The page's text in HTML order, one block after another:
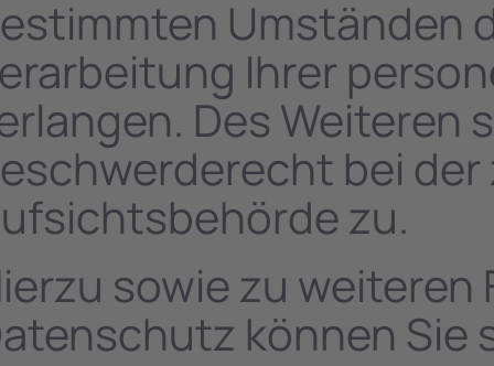
Umständen
Ihrer
Des Weiteren
bei
zu.
sowie zu weiteren
können Sie